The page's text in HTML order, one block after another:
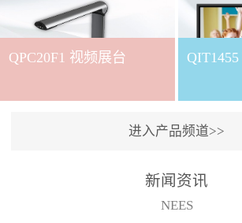
下载QVote授课软件课堂互
动的质量直接影响教学效
果与学生参与度。作为
打造的互动授课软件，
QVote 以 “让每一堂课都充
功能与数据化教学分析，
QPC20F1 视频展台
进入产品频道>>
新闻资讯
NEES